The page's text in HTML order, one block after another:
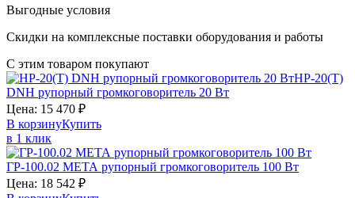
Выгодные условия
Скидки на комплексные поставки оборудования и работы
С этим товаром покупают
HP-20(T)
DNH рупорный громкоговоритель 20 Вт
Цена: 15 470 ₽
В корзинуКупить
в 1 клик
ГР-100.02 МЕТА рупорный громкоговоритель 100 Вт
Цена: 18 542 ₽